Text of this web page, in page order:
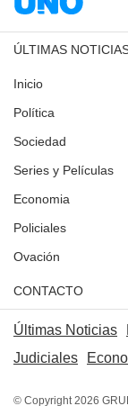
ÚLTIMAS
Inicio
Política
Sociedad
Series y Películas
Economia
Policiales
Ovación
CONTACTO
Últimas Noticias
Judiciales
© Copyright 2026